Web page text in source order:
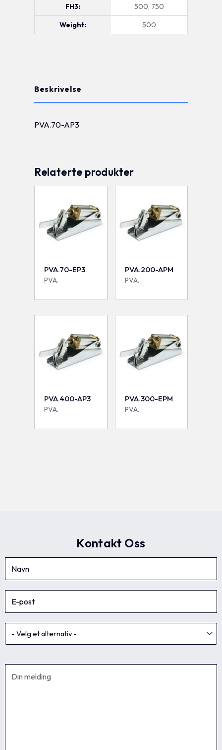
FH3: 500, 750
Weight: 500
Beskrivelse
PVA.70-AP3
Relaterte produkter
PVA.70-EP3
PVA.
PVA.200-APM
PVA.
PVA.400-AP3
PVA.
PVA.300-EPM
PVA.
Kontakt Oss